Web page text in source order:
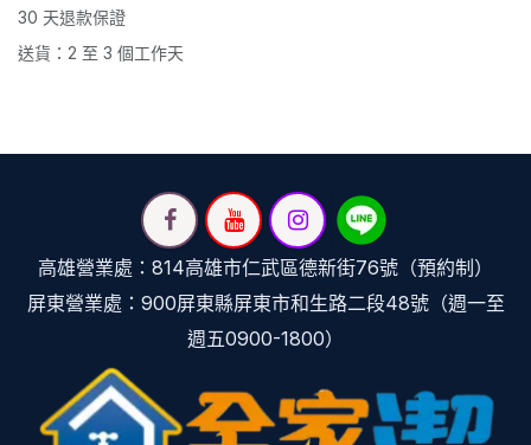
30 天退款保證
送貨：2 至 3 個工作天
高雄營業處：814高雄市仁武區德新街76號（預約制）
屏東營業處：900屏東縣屏東市和生路二段48號（週一至
週五0900-1800）